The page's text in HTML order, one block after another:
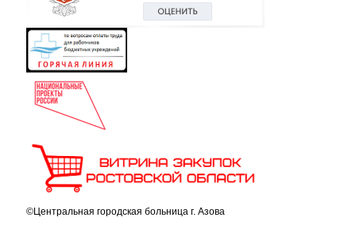
©Центральная городская больница г. Азова